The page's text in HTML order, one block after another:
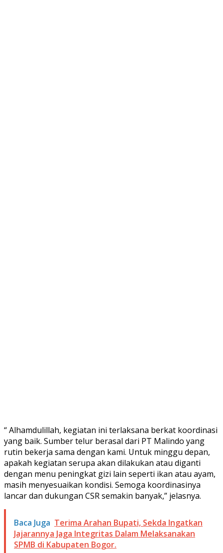
“ Alhamdulillah, kegiatan ini terlaksana berkat koordinasi
yang baik. Sumber telur berasal dari PT Malindo yang
rutin bekerja sama dengan kami. Untuk minggu depan,
apakah kegiatan serupa akan dilakukan atau diganti
dengan menu peningkat gizi lain seperti ikan atau ayam,
masih menyesuaikan kondisi. Semoga koordinasinya
lancar dan dukungan CSR semakin banyak,” jelasnya.
Baca Juga Terima Arahan Bupati, Sekda Ingatkan
Jajarannya Jaga Integritas Dalam Melaksanakan
SPMB di Kabupaten Bogor.